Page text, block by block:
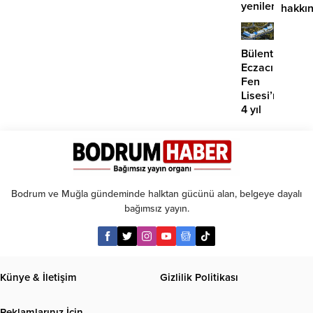
yenilerinin
önü
mü
açılıyor?
Bülent
Eczacıbaşı
Fen
Lisesi’nde
4 yıl
Bodrum ve Muğla gündeminde halktan gücünü alan, belgeye dayalı
bağımsız yayın.
Künye & İletişim Gizlilik Politikası